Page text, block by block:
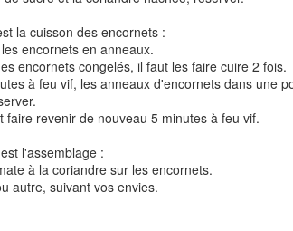
la cuisson des encornets :
encornets en anneaux.
encornets congelés, il faut les faire cuire 2 fois.
à feu vif, les anneaux d'encornets dans une
faire revenir de nouveau 5 minutes à feu vif.
est l'assemblage :
à la coriandre sur les encornets.
autre, suivant vos envies.
Quiche aux 3 fromages